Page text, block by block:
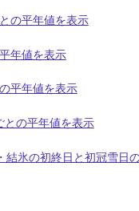
の平年値を表示
年値を表示
平年値を表示
との平年値を表示
結氷の初終日と初冠雪日